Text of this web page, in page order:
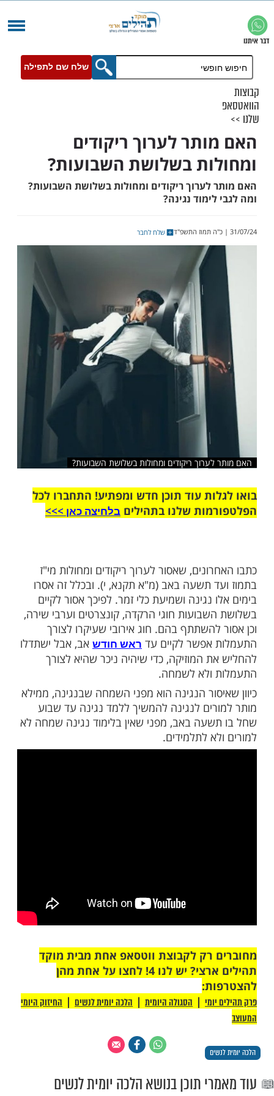
שלח שם לתפילה
לערוך ריקודים
בשלושת השבועות?
לערוך ריקודים ומחולות בשלושת השבועות?
נגינה?
שלח לחבר
ריקודים ומחולות בשלושת השבועות?
עוד תוכן חדש ומפתיע! התחברו לכל
שלנו בתהיליםבלחיצה כאן >>>​
שאסור לערוך ריקודים ומחולות מי"ז
תשעה באב (מ"א תקנא, י). ובכלל זה אסרו
נגינה ושמיעת כלי זמר. לפיכך אסור לקיים
באב, מפני שאין בלימוד נגינה שמחה לא
לתלמידים.